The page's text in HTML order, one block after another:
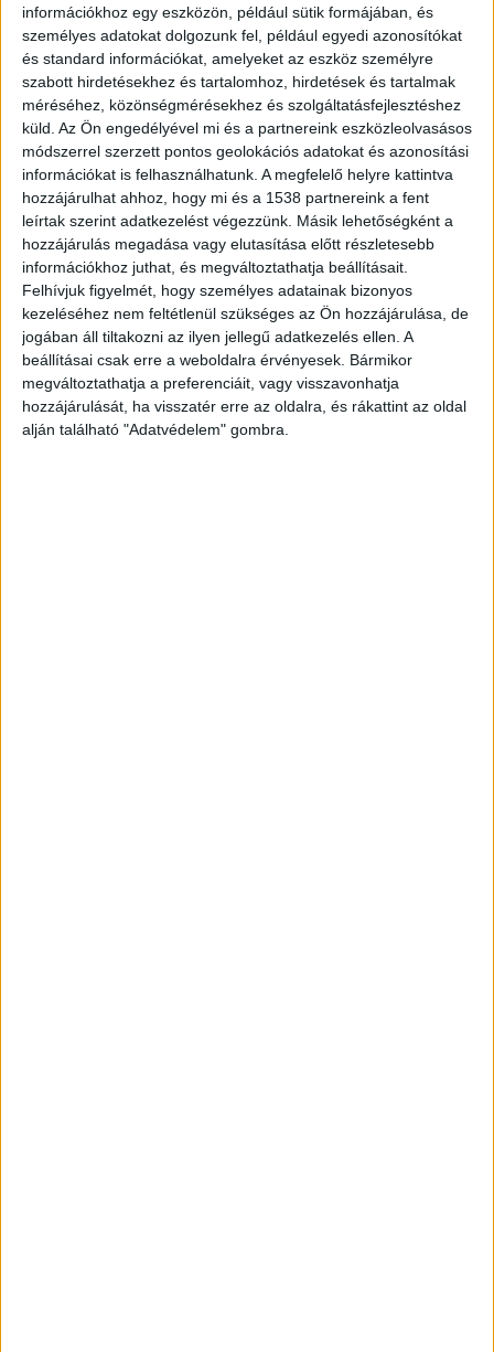
információkhoz egy eszközön, például sütik formájában, és
személyes adatokat dolgozunk fel, például egyedi azonosítókat
és standard információkat, amelyeket az eszköz személyre
szabott hirdetésekhez és tartalomhoz, hirdetések és tartalmak
méréséhez, közönségmérésekhez és szolgáltatásfejlesztéshez
küld. Az Ön engedélyével mi és a partnereink eszközleolvasásos
módszerrel szerzett pontos geolokációs adatokat és azonosítási
információkat is felhasználhatunk. A megfelelő helyre kattintva
hozzájárulhat ahhoz, hogy mi és a 1538 partnereink a fent
leírtak szerint adatkezelést végezzünk. Másik lehetőségként a
hozzájárulás megadása vagy elutasítása előtt részletesebb
információkhoz juthat, és megváltoztathatja beállításait.
Felhívjuk figyelmét, hogy személyes adatainak bizonyos
kezeléséhez nem feltétlenül szükséges az Ön hozzájárulása, de
jogában áll tiltakozni az ilyen jellegű adatkezelés ellen. A
beállításai csak erre a weboldalra érvényesek. Bármikor
megváltoztathatja a preferenciáit, vagy visszavonhatja
hozzájárulását, ha visszatér erre az oldalra, és rákattint az oldal
alján található "Adatvédelem" gombra.
elmaradhatatlan indítása a tűzpiros, paprikás
halászlé. A szokás a katolikus böjti
hagyományokból ered, hiszen szenteste napján
régen tilos volt húst enni, a halat viszont nem
tekintették annak. A hal a kereszténység egyik
legősibb szimbóluma, a néphit szerint a gyors
mozgás miatt a család haladását segíti, a
pikkelyek pedig sok pénzt hoznak az új
esztendőben.A Budapest és Környéke hírportál
legfrissebb híreit ide kattintva éred el! A
Facebookon már 252 ezernél is többen követnek
minket.